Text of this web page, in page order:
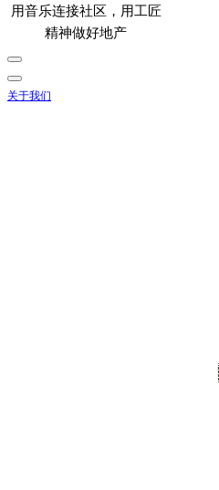
用音乐连接社区，用工匠
精神做好地产
关于我们